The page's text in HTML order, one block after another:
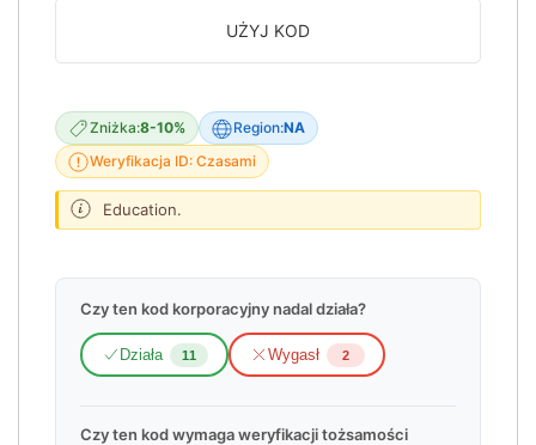
UŻYJ KOD
Zniżka:8-10% Region:NA
Weryfikacja ID: Czasami
Education.
Czy ten kod korporacyjny nadal działa?
Działa 11 Wygasł 2
Czy ten kod wymaga weryfikacji tożsamości